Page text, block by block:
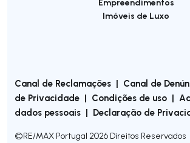
Imóveis de Luxo
Canal de Reclamações | Canal de
de Privacidade | Condições de uso |
dados pessoais | Declaração de
©RE/MAX Portugal 2026 Direitos Reservados